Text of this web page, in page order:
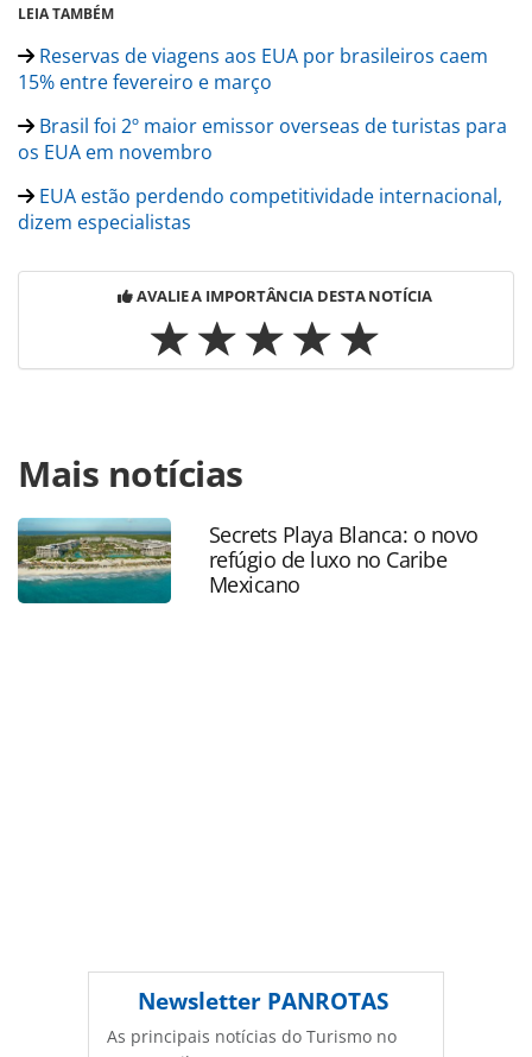
LEIA TAMBÉM
Reservas de viagens aos EUA por brasileiros caem
15% entre fevereiro e março
Brasil foi 2º maior emissor overseas de turistas para
os EUA em novembro
EUA estão perdendo competitividade internacional,
dizem especialistas
AVALIE A IMPORTÂNCIA DESTA NOTÍCIA
https://www.panrotas.com.br/mercado/destinos/2025/04/
de-turismo-ja-constatam-declinio-de-viagens-para-os-
estados-unidos_216694.html ou as ferramentas oferecidas
na página. Todo o conteúdo produzido pela PANROTAS
Editora é protegido pela legislação brasileira sobre direito
autoral. Não reproduza o conteúdo sem autorização da
Mais notícias
Secrets Playa Blanca: o novo
refúgio de luxo no Caribe
Mexicano
Newsletter PANROTAS
As principais notícias do Turismo no